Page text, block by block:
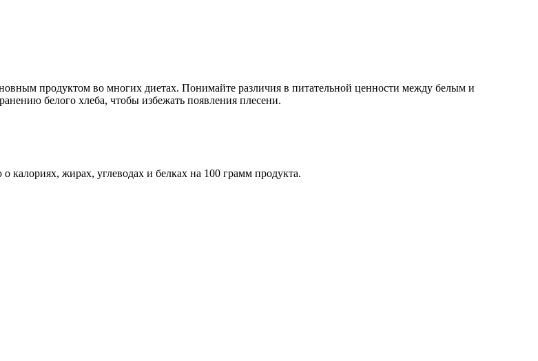
продуктом во многих диетах. Понимайте различия в питательной ценности между белым и
белого хлеба, чтобы избежать появления плесени.
жирах, углеводах и белках на 100 грамм продукта.